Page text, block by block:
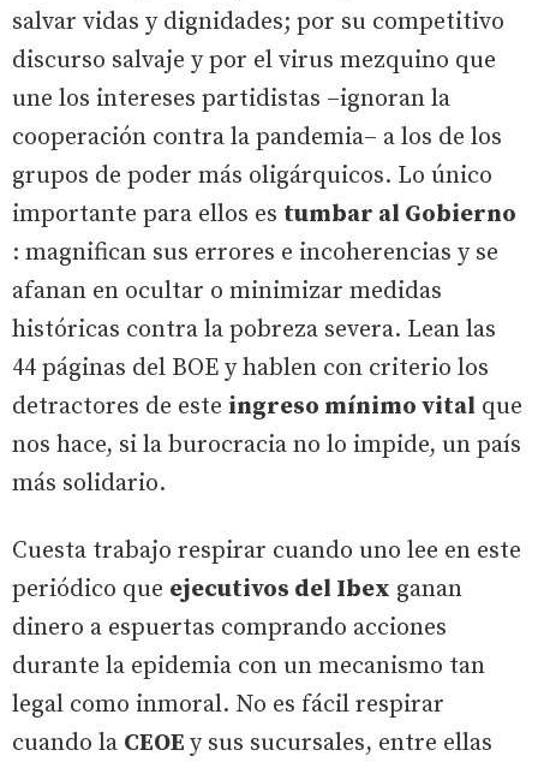
salvar vidas y dignidades; por su competitivo
discurso salvaje y por el virus mezquino que
une los intereses partidistas –ignoran la
cooperación contra la pandemia– a los de los
grupos de poder más oligárquicos. Lo único
importante para ellos es tumbar al Gobierno
: magnifican sus errores e incoherencias y se
afanan en ocultar o minimizar medidas
históricas contra la pobreza severa. Lean las
44 páginas del BOE y hablen con criterio los
detractores de este ingreso mínimo vital que
nos hace, si la burocracia no lo impide, un país
más solidario.
Cuesta trabajo respirar cuando uno lee en este
periódico que ejecutivos del Ibex ganan
dinero a espuertas comprando acciones
durante la epidemia con un mecanismo tan
legal como inmoral. No es fácil respirar
cuando la CEOE y sus sucursales, entre ellas